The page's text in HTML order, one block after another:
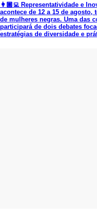
👩🏾‍💻 Representatividade e
acontece de 12 a 15 de
de mulheres negras. Uma das
participará de dois debates
estratégias de diversidade e